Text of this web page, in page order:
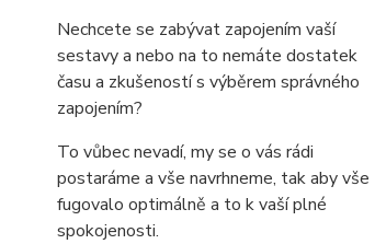
Nechcete se zabývat zapojením vaší
sestavy a nebo na to nemáte dostatek
času a zkušeností s výběrem správného
zapojením?
To vůbec nevadí, my se o vás rádi
postaráme a vše navrhneme, tak aby vše
fugovalo optimálně a to k vaší plné
spokojenosti.